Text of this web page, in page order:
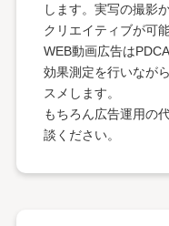
します。実写の撮影
クリエイティブが可能
WEB動画広告は
効果測定を行いなが
スメします。
もちろん広告運用の
談ください。